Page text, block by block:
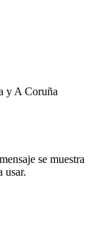
y A Coruña
se muestra
usar.